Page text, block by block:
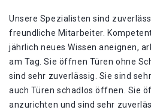
Unsere Spezialisten sind
freundliche Mitarbeiter.
jährlich neues Wissen aneignen,
am Tag. Sie öffnen Türen ohne
sind sehr zuverlässig. Sie sind
auch Türen schadlos öffnen. Sie
anzurichten und sind sehr